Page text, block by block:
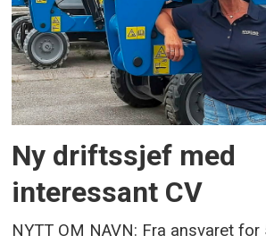
Ny driftssjef med
interessant CV
NYTT OM NAVN: Fra ansvaret